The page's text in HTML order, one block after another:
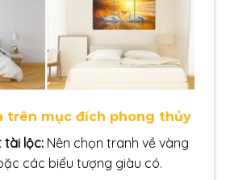
trên mục đích phong thủy
tài lộc: Nên chọn tranh về vàng
các biểu tượng giàu có.